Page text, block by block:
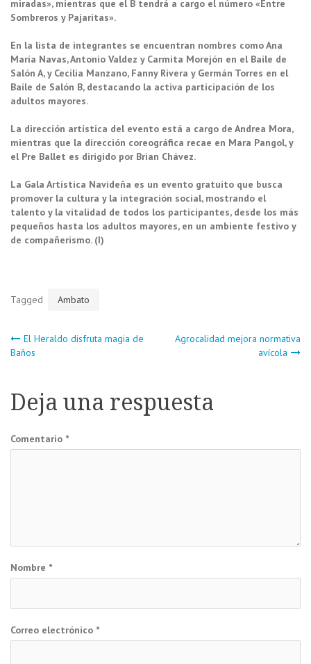
miradas», mientras que el B tendrá a cargo el número «Entre
Sombreros y Pajaritas».
En la lista de integrantes se encuentran nombres como Ana
María Navas, Antonio Valdez y Carmita Morejón en el Baile de
Salón A, y Cecilia Manzano, Fanny Rivera y Germán Torres en el
Baile de Salón B, destacando la activa participación de los
adultos mayores.
La dirección artística del evento está a cargo de Andrea Mora,
mientras que la dirección coreográfica recae en Mara Pangol, y
el Pre Ballet es dirigido por Brian Chávez.
La Gala Artística Navideña es un evento gratuito que busca
promover la cultura y la integración social, mostrando el
talento y la vitalidad de todos los participantes, desde los más
pequeños hasta los adultos mayores, en un ambiente festivo y
de compañerismo. (I)
Tagged Ambato
Navegación
entradas
El Heraldo disfruta magia de
Baños
Agrocalidad mejora normativa
avícola
Deja una respuesta
Comentario *
Nombre *
Correo electrónico *